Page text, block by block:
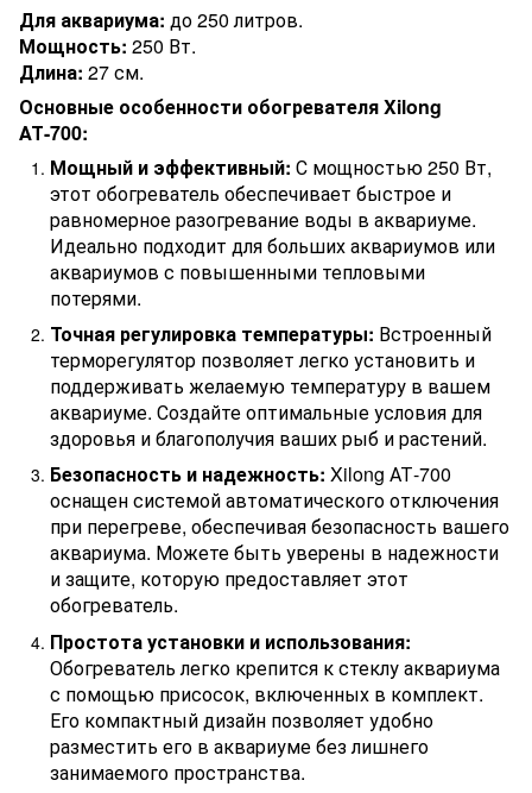
Для аквариума: до 250 литров.
Мощность: 250 Вт.
Длина: 27 см.
Основные особенности обогревателя Xilong
АТ-700:
Мощный и эффективный: С мощностью 250 Вт,
этот обогреватель обеспечивает быстрое и
равномерное разогревание воды в аквариуме.
Идеально подходит для больших аквариумов или
аквариумов с повышенными тепловыми
потерями.
Точная регулировка температуры: Встроенный
терморегулятор позволяет легко установить и
поддерживать желаемую температуру в вашем
аквариуме. Создайте оптимальные условия для
здоровья и благополучия ваших рыб и растений.
Безопасность и надежность: Xilong АТ-700
оснащен системой автоматического отключения
при перегреве, обеспечивая безопасность вашего
аквариума. Можете быть уверены в надежности
и защите, которую предоставляет этот
обогреватель.
Простота установки и использования:
Обогреватель легко крепится к стеклу аквариума
с помощью присосок, включенных в комплект.
Его компактный дизайн позволяет удобно
разместить его в аквариуме без лишнего
занимаемого пространства.